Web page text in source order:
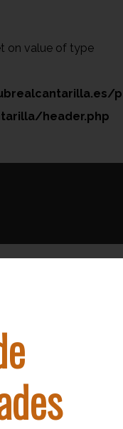
on value of type
header.php